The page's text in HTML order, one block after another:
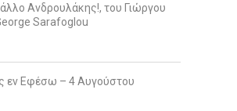
Ανδρουλάκης!, του Γιώργου
Sarafoglou
εν Εφέσω – 4 Αυγούστου